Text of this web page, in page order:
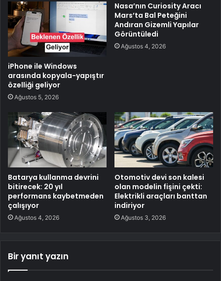
iPhone ile Windows
arasında kopyala-yapıştır
özelliği geliyor
Ağustos 5, 2026
Nasa’nın Curiosity Aracı
Mars’ta Bal Peteğini
Andıran Gizemli Yapılar
Görüntüledi
Ağustos 4, 2026
Batarya kullanma devrini
bitirecek: 20 yıl
performans kaybetmeden
çalışıyor
Ağustos 4, 2026
Otomotiv devi son kalesi
olan modelin fişini çekti:
Elektrikli araçları banttan
indiriyor
Ağustos 3, 2026
Bir yanıt yazın